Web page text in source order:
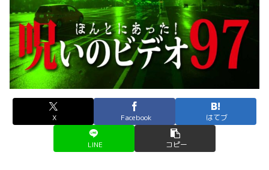
X Facebook はてブ
LINE コピー